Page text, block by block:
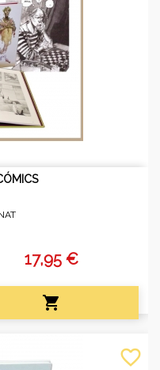
17,95 €

favorite_border